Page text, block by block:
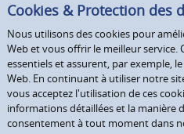
Cookies & Protection des
Nous utilisons des cookies pour
Web et vous offrir le meilleur service.
essentiels et assurent, par exemple,
Web. En continuant à utiliser notre
vous acceptez l'utilisation de ces
informations détaillées et la manière
consentement à tout moment dans